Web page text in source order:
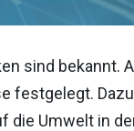
sind bekannt.
festgelegt.
die Umwelt in